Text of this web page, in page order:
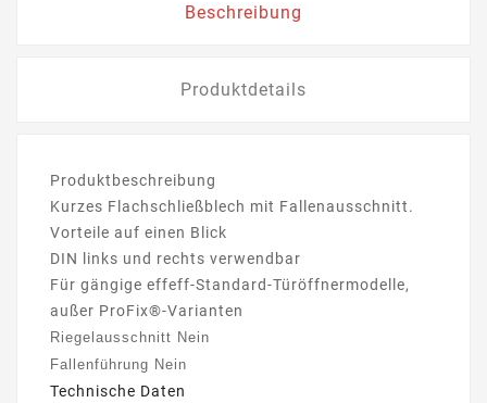
Beschreibung
Produktdetails
Produktbeschreibung
Kurzes Flachschließblech mit Fallenausschnitt.
Vorteile auf einen Blick
DIN links und rechts verwendbar
Für gängige effeff-Standard-Türöffnermodelle,
außer ProFix®-Varianten
Riegelausschnitt Nein
Fallenführung Nein
Technische Daten